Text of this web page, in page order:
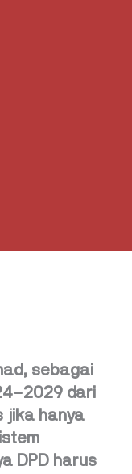
sebagai
dari
jika hanya
DPD harus